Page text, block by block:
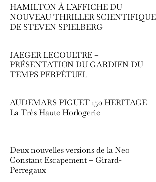
HAMILTON À L’AFFICHE DU
NOUVEAU THRILLER SCIENTIFIQUE
DE STEVEN SPIELBERG
JAEGER LECOULTRE –
PRÉSENTATION DU GARDIEN DU
TEMPS PERPÉTUEL
AUDEMARS PIGUET 150 HERITAGE –
La Très Haute Horlogerie
Deux nouvelles versions de la Neo
Constant Escapement – Girard-
Perregaux